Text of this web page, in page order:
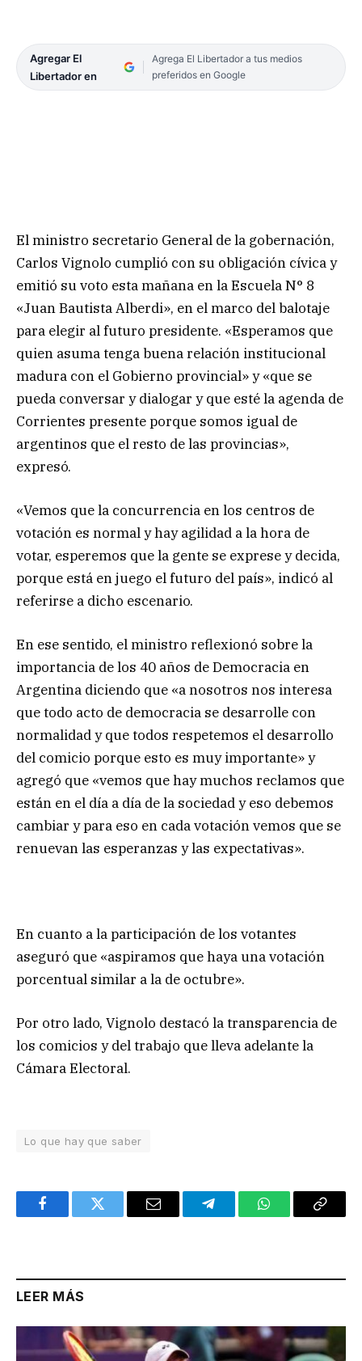
Agregar El
Libertador en
Agrega El Libertador a tus medios
preferidos en Google
El ministro secretario General de la gobernación,
Carlos Vignolo cumplió con su obligación cívica y
emitió su voto esta mañana en la Escuela N° 8
«Juan Bautista Alberdi», en el marco del balotaje
para elegir al futuro presidente. «Esperamos que
quien asuma tenga buena relación institucional
madura con el Gobierno provincial» y «que se
pueda conversar y dialogar y que esté la agenda de
Corrientes presente porque somos igual de
argentinos que el resto de las provincias»,
expresó.
«Vemos que la concurrencia en los centros de
votación es normal y hay agilidad a la hora de
votar, esperemos que la gente se exprese y decida,
porque está en juego el futuro del país», indicó al
referirse a dicho escenario.
En ese sentido, el ministro reflexionó sobre la
importancia de los 40 años de Democracia en
Argentina diciendo que «a nosotros nos interesa
que todo acto de democracia se desarrolle con
normalidad y que todos respetemos el desarrollo
del comicio porque esto es muy importante» y
agregó que «vemos que hay muchos reclamos que
están en el día a día de la sociedad y eso debemos
cambiar y para eso en cada votación vemos que se
renuevan las esperanzas y las expectativas».
En cuanto a la participación de los votantes
aseguró que «aspiramos que haya una votación
porcentual similar a la de octubre».
Por otro lado, Vignolo destacó la transparencia de
los comicios y del trabajo que lleva adelante la
Cámara Electoral.
Lo que hay que saber
FacebookTwitter Email TelegramWhatsAppCopy
LEER MÁS